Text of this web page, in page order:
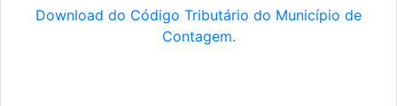
Download do Código Tributário do Município de
Contagem.